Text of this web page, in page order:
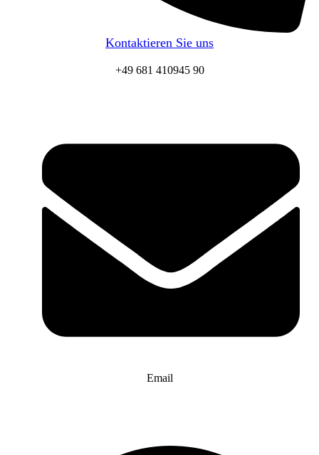
Kontaktieren Sie uns
+49 681 410945 90
Email